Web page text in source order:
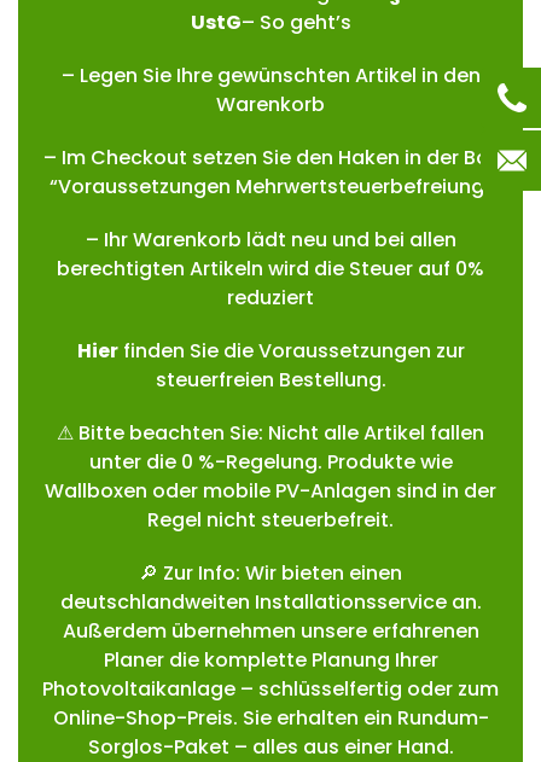
UstG– So geht’s
– Legen Sie Ihre gewünschten Artikel in den
Warenkorb
– Im Checkout setzen Sie den Haken in der Box
“Voraussetzungen Mehrwertsteuerbefreiung”
– Ihr Warenkorb lädt neu und bei allen
berechtigten Artikeln wird die Steuer auf 0%
reduziert
Hierfinden Sie die Voraussetzungen zur
steuerfreien Bestellung.
⚠ Bitte beachten Sie: Nicht alle Artikel fallen
unter die 0 %-Regelung. Produkte wie
Wallboxen oder mobile PV-Anlagen sind in der
Regel nicht steuerbefreit.
🔎 Zur Info: Wir bieten einen
deutschlandweiten Installationsservice an.
Außerdem übernehmen unsere erfahrenen
Planer die komplette Planung Ihrer
Photovoltaikanlage – schlüsselfertig oder zum
Online-Shop-Preis. Sie erhalten ein Rundum-
Sorglos-Paket – alles aus einer Hand.